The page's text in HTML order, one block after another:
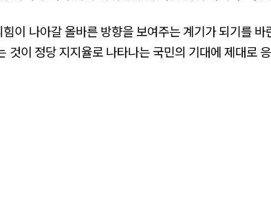
이 나아갈 올바른 방향을 보여주는 계기가 되기를
것이 정당 지지율로 나타나는 국민의 기대에 제대로